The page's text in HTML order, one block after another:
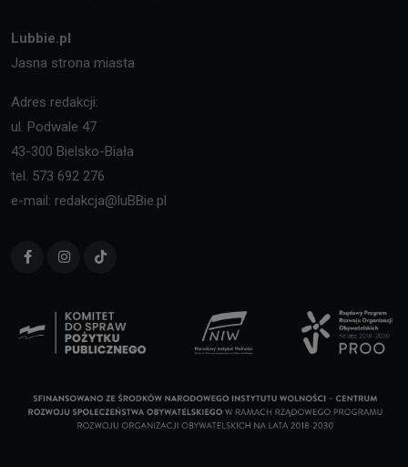
Lubbie.pl
Jasna strona miasta
Adres redakcji:
ul. Podwale 47
43-300 Bielsko-Biała
tel. 573 692 276
e-mail: redakcja@luBBie.pl